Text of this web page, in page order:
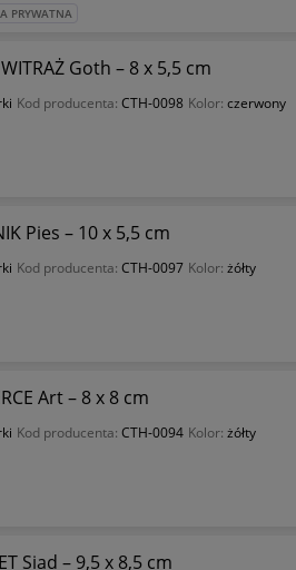
PRYWATNA
Goth – 8 x 5,5 cm
Kod producenta: CTH-0098 Kolor: czerwony
Pies – 10 x 5,5 cm
Kod producenta: CTH-0097 Kolor: żółty
Art – 8 x 8 cm
Kod producenta: CTH-0094 Kolor: żółty
Siad – 9,5 x 8,5 cm